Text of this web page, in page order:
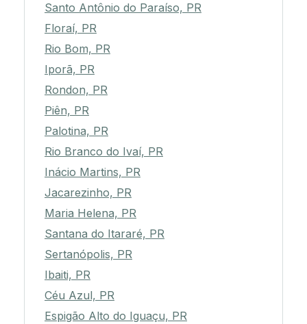
Santo Antônio do Paraíso, PR
Floraí, PR
Rio Bom, PR
Iporã, PR
Rondon, PR
Piên, PR
Palotina, PR
Rio Branco do Ivaí, PR
Inácio Martins, PR
Jacarezinho, PR
Maria Helena, PR
Santana do Itararé, PR
Sertanópolis, PR
Ibaiti, PR
Céu Azul, PR
Espigão Alto do Iguaçu, PR